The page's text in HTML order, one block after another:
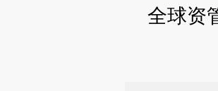
全球资